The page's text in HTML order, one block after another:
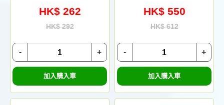
HK$ 262
HK$ 292
+
-
加入購入車
HK$ 550
HK$ 612
+
-
加入購入車